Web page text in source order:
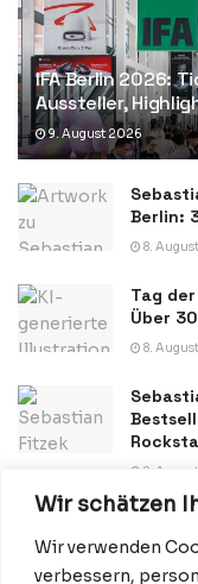
Wir schätzen
Wir verwenden
verbessern,
IFA Berlin 2026:
Aussteller,
9. August 2026
Berlin:
8.
Tag
Über
8.
8.